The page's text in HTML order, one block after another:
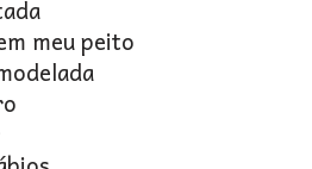
meu peito